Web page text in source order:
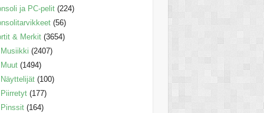
ja PC-pelit (224)
(56)
& Merkit (3654)
Musiikki (2407)
Muut (1494)
Näyttelijät (100)
Piirretyt (177)
Pinssit (164)